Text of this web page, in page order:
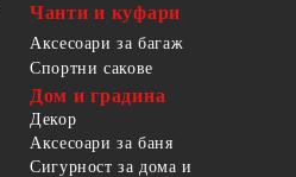
Чанти и куфари
Аксесоари за багаж
Спортни сакове
Дом и градина
Декор
Аксесоари за баня
Сигурност за дома и